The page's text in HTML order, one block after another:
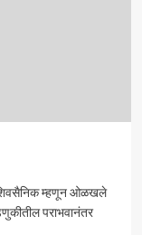
शिवसैनिक म्हणून ओळखले
पराभवानंतर